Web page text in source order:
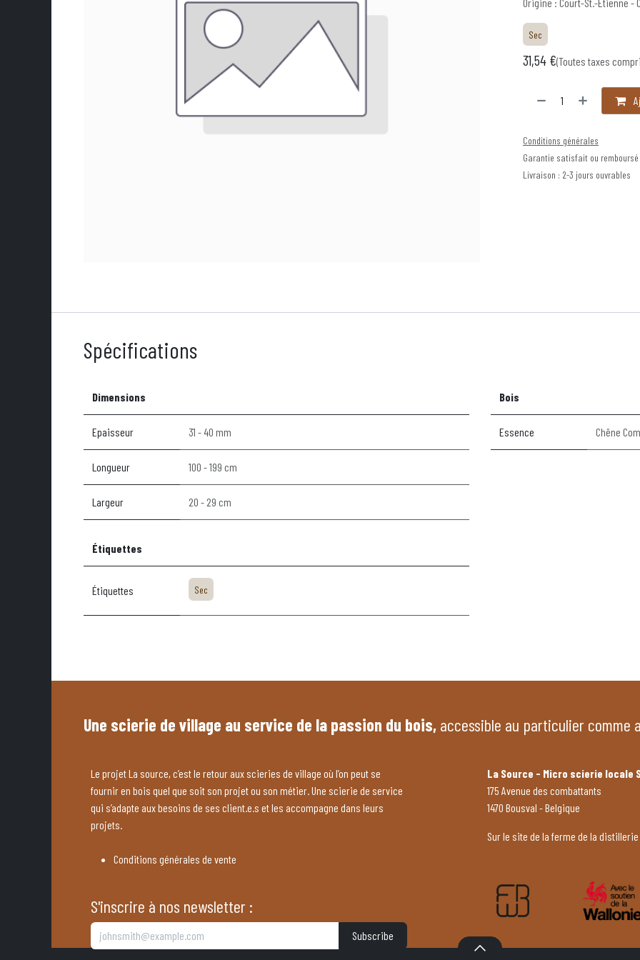
Sec
31,54 €(Toutes taxes
Conditions générales
Garantie satisfait ou
Livraison : 2-3 jours ouvrables
Spécifications
Dimensions
Epaisseur 31 - 40 mm
Longueur 100 - 199 cm
Largeur 20 - 29 cm
Bois
Essence Chêne
Étiquettes
Étiquettes Sec
Une scierie de village au service de la passion du bois, accessible au particulier comme
Le projet La source, c’est le retour aux scieries de village où l’on peut se
fournir en bois quel que soit son projet ou son métier. Une scierie de service
qui s’adapte aux besoins de ses client.e.s et les accompagne dans leurs
projets.
Conditions générales de vente
S'inscrire à nos newsletter :
Subscribe
La Source - Micro scierie locale
175 Avenue des combattants
1470 Bousval - Belgique
Sur le site de la ferme de la distillerie